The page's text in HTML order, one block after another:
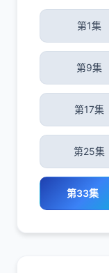
第1集
第9集
第17集
第25集
第33集